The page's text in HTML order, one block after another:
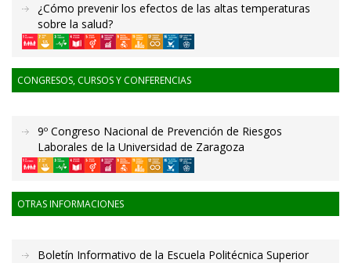
¿Cómo prevenir los efectos de las altas temperaturas
sobre la salud?
CONGRESOS, CURSOS Y CONFERENCIAS
9º Congreso Nacional de Prevención de Riesgos
Laborales de la Universidad de Zaragoza
OTRAS INFORMACIONES
Boletín Informativo de la Escuela Politécnica Superior